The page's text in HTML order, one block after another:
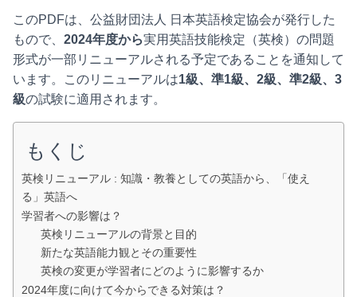
このPDFは、公益財団法人 日本英語検定協会が発行した
もので、 2024年度から実用英語技能検定（英検）の問題
形式が一部リニューアルされる予定であることを通知して
います。このリニューアルは1級、準1級、2級、準2級、3
級の試験に適用されます。
もくじ
英検リニューアル : 知識・教養としての英語から、「使え
る」英語へ
学習者への影響は？
英検リニューアルの背景と目的
新たな英語能力観とその重要性
英検の変更が学習者にどのように影響するか
2024年度に向けて今からできる対策は？